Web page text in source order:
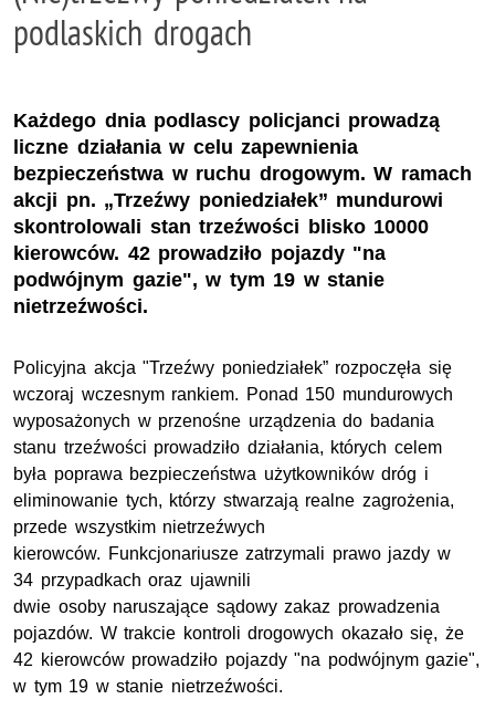
podlaskich drogach
Każdego dnia podlascy policjanci prowadzą
liczne działania w celu zapewnienia
bezpieczeństwa w ruchu drogowym. W ramach
akcji pn. „Trzeźwy poniedziałek” mundurowi
skontrolowali stan trzeźwości blisko 10000
kierowców. 42 prowadziło pojazdy "na
podwójnym gazie", w tym 19 w stanie
nietrzeźwości.
Policyjna akcja "Trzeźwy poniedziałek” rozpoczęła się
wczoraj wczesnym rankiem. Ponad 150 mundurowych
wyposażonych w przenośne urządzenia do badania
stanu trzeźwości prowadziło działania, których celem
była poprawa bezpieczeństwa użytkowników dróg i
eliminowanie tych, którzy stwarzają realne zagrożenia,
przede wszystkim nietrzeźwych
kierowców. Funkcjonariusze zatrzymali prawo jazdy w
34 przypadkach oraz ujawnili
dwie osoby naruszające sądowy zakaz prowadzenia
pojazdów. W trakcie kontroli drogowych okazało się, że
42 kierowców prowadziło pojazdy "na podwójnym gazie",
w tym 19 w stanie nietrzeźwości.